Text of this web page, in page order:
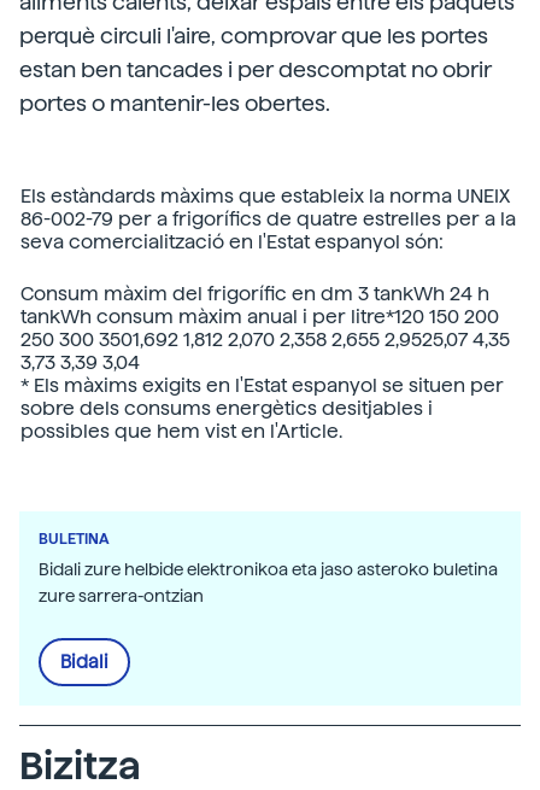
perquè circuli l'aire, comprovar que les portes
estan ben tancades i per descomptat no obrir
portes o mantenir-les obertes.
Els estàndards màxims que estableix la norma UNEIX
86-002-79 per a frigorífics de quatre estrelles per a la
seva comercialització en l'Estat espanyol són:
Consum màxim del frigorífic en dm 3 tankWh 24 h
tankWh consum màxim anual i per litre*120 150 200
250 300 3501,692 1,812 2,070 2,358 2,655 2,9525,07 4,35
3,73 3,39 3,04
* Els màxims exigits en l'Estat espanyol se situen per
sobre dels consums energètics desitjables i
possibles que hem vist en l'Article.
BULETINA
Bidali zure helbide elektronikoa eta jaso asteroko buletina
zure sarrera-ontzian
Bidali
Bizitza